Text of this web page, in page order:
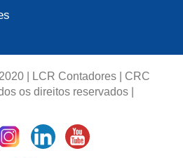
| LCR Contadores | CRC
os direitos reservados |